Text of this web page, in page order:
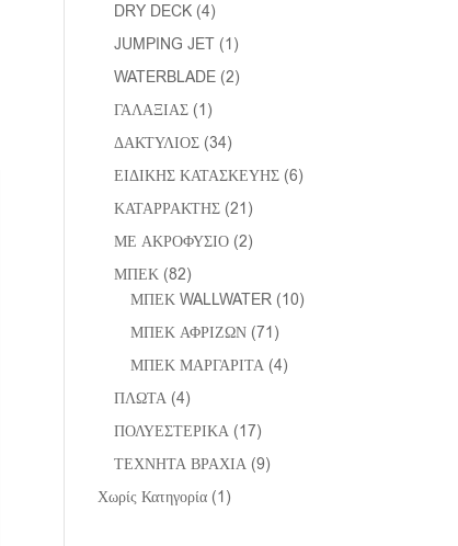
DRY DECK (4)
JUMPING JET (1)
WATERBLADE (2)
ΓΑΛΑΞΙΑΣ (1)
ΔΑΚΤΥΛΙΟΣ (34)
ΕΙΔΙΚΗΣ ΚΑΤΑΣΚΕΥΗΣ (6)
ΚΑΤΑΡΡΑΚΤΗΣ (21)
ΜΕ ΑΚΡΟΦΥΣΙΟ (2)
ΜΠΕΚ (82)
ΜΠΕΚ WALLWATER (10)
ΜΠΕΚ ΑΦΡΙΖΩΝ (71)
ΜΠΕΚ ΜΑΡΓΑΡΙΤΑ (4)
ΠΛΩΤΑ (4)
ΠΟΛΥΕΣΤΕΡΙΚΑ (17)
ΤΕΧΝΗΤΑ ΒΡΑΧΙΑ (9)
Χωρίς Κατηγορία (1)